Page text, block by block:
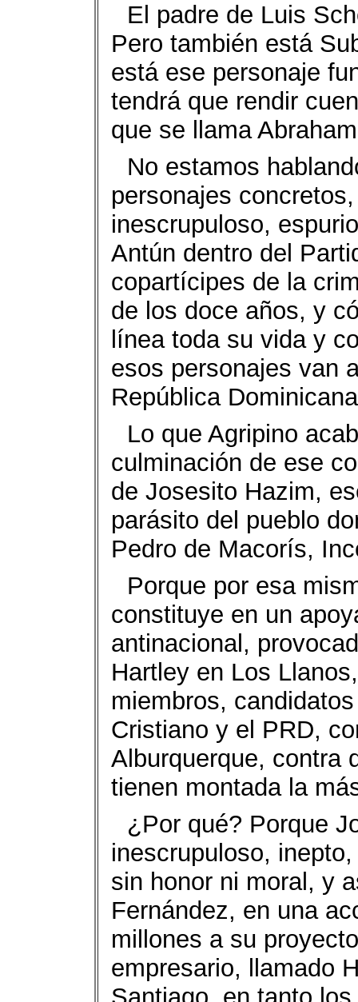
El padre de Luis
Pero también está
está ese personaje
tendrá que rendir
que se llama
No estamos
personajes
inescrupuloso,
Antún dentro del
copartícipes de la
de los doce años, y
línea toda su vida y
esos personajes van
República
Lo que Agripino
culminación de ese
de Josesito Hazim,
parásito del pueblo
Pedro de Macorís,
Porque por esa
constituye en un
antinacional,
Hartley en Los
miembros,
Cristiano y el PRD,
Alburquerque, contra
tienen montada la
¿Por qué? Porque
inescrupuloso,
sin honor ni moral, y
Fernández, en una
millones a su
empresario, llamado